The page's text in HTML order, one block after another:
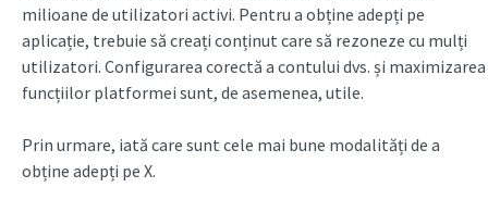
milioane de utilizatori activi. Pentru a obține adepți pe
aplicație, trebuie să creați conținut care să rezoneze cu mulți
utilizatori. Configurarea corectă a contului dvs. și maximizarea
funcțiilor platformei sunt, de asemenea, utile.
Prin urmare, iată care sunt cele mai bune modalități de a
obține adepți pe X.